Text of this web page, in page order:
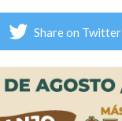
Share on Twitter